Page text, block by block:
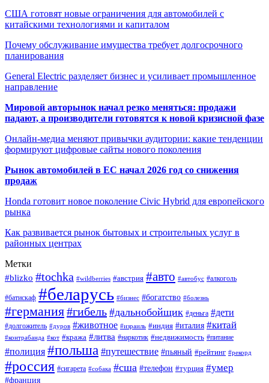
США готовят новые ограничения для автомобилей с
китайскими технологиями и капиталом
Почему обслуживание имущества требует долгосрочного
планирования
General Electric разделяет бизнес и усиливает промышленное
направление
Мировой авторынок начал резко меняться: продажи
падают, а производители готовятся к новой кризисной фазе
Онлайн-медиа меняют привычки аудитории: какие тенденции
формируют цифровые сайты нового поколения
Рынок автомобилей в ЕС начал 2026 год со снижения
продаж
Honda готовит новое поколение Civic Hybrid для европейского
рынка
Как развивается рынок бытовых и строительных услуг в
районных центрах
Метки
#blizko #tochka #wildberries #австрия #авто #автобус #алкоголь
#батискаф #беларусь #бизнес #богатство #болезнь
#германия#гибель #дальнобойщик #деньга #дети
#долгожитель #дуров #животное #израиль #индия #италия #китай
#контрабанда #кот #кража #литва #наркотик #недвижимость #питание
#полиция #польша #путешествие #пьяный #рейтинг #рекорд
#россия #сигарета #собака #сша #телефон #турция #умер
#франция